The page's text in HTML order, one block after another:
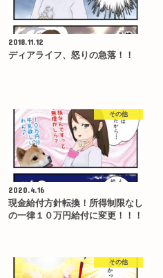
2018.11.12
ディアライフ、怒りの急落！！
その他
2020.4.16
現金給付方針転換！所得制限なし
の一律１０万円給付に変更！！！
その他